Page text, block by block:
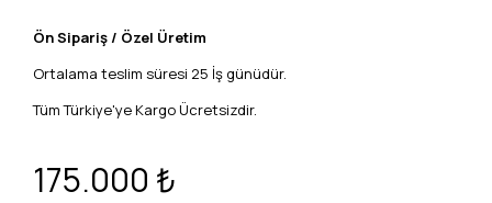
Ön Sipariş / Özel Üretim
Ortalama teslim süresi 25 İş günüdür.
Tüm Türkiye'ye Kargo Ücretsizdir.
175.000 ₺